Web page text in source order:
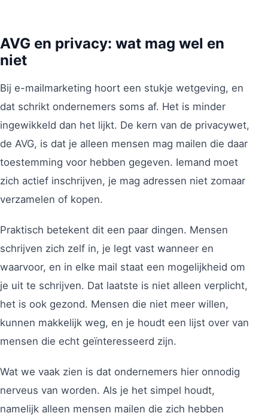
AVG en privacy: wat mag wel en
niet
Bij e-mailmarketing hoort een stukje wetgeving, en
dat schrikt ondernemers soms af. Het is minder
ingewikkeld dan het lijkt. De kern van de privacywet,
de AVG, is dat je alleen mensen mag mailen die daar
toestemming voor hebben gegeven. Iemand moet
zich actief inschrijven, je mag adressen niet zomaar
verzamelen of kopen.
Praktisch betekent dit een paar dingen. Mensen
schrijven zich zelf in, je legt vast wanneer en
waarvoor, en in elke mail staat een mogelijkheid om
je uit te schrijven. Dat laatste is niet alleen verplicht,
het is ook gezond. Mensen die niet meer willen,
kunnen makkelijk weg, en je houdt een lijst over van
mensen die echt geïnteresseerd zijn.
Wat we vaak zien is dat ondernemers hier onnodig
nerveus van worden. Als je het simpel houdt,
namelijk alleen mensen mailen die zich hebben